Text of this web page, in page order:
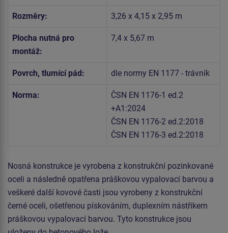
Rozměry: 3,26 x 4,15 x 2,95 m
Plocha nutná pro
montáž:
7,4 x 5,67 m
Povrch, tlumící pád: dle normy EN 1177 - trávník
Norma:
ČSN EN 1176-1 ed.2
+A1:2024
ČSN EN 1176-2 ed.2:2018
ČSN EN 1176-3 ed.2:2018
Nosná konstrukce je vyrobena z konstrukční pozinkované
oceli a následně opatřena práškovou vypalovací barvou a
veškeré další kovové časti jsou vyrobeny z konstrukční
černé oceli, ošetřenou pískováním, duplexním nástřikem
práškovou vypalovací barvou. Tyto konstrukce jsou